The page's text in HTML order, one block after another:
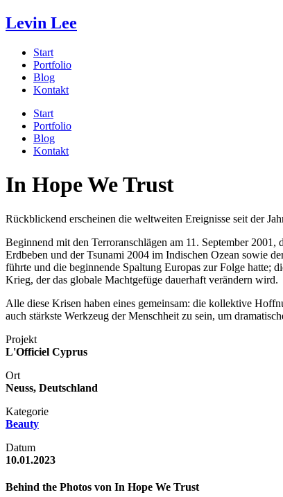
Levin Lee
Start
Portfolio
Blog
Kontakt
Start
Portfolio
Blog
Kontakt
In Hope We Trust
Rückblickend erscheinen die weltweiten Ereignisse seit der
Beginnend mit den Terroranschlägen am 11. September
Erdbeben und der Tsunami 2004 im Indischen Ozean sowie
führte und die beginnende Spaltung Europas zur Folge hatte;
Krieg, der das globale Machtgefüge dauerhaft verändern wird.
Alle diese Krisen haben eines gemeinsam: die kollektive
auch stärkste Werkzeug der Menschheit zu sein, um
Projekt
L'Officiel Cyprus
Ort
Neuss, Deutschland
Kategorie
Beauty
Datum
10.01.2023
Behind the Photos von In Hope We Trust